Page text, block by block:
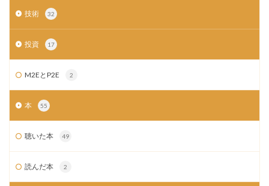
技術 32
投資 17
M2EとP2E 2
本 55
聴いた本 49
読んだ本 2